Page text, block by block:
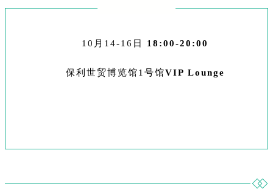
10月14-16日 18:00-20:00
保利世贸博览馆1号馆VIP Lounge